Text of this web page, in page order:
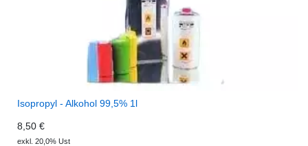
Isopropyl - Alkohol 99,5% 1l
8,50 €
exkl. 20,0% Ust